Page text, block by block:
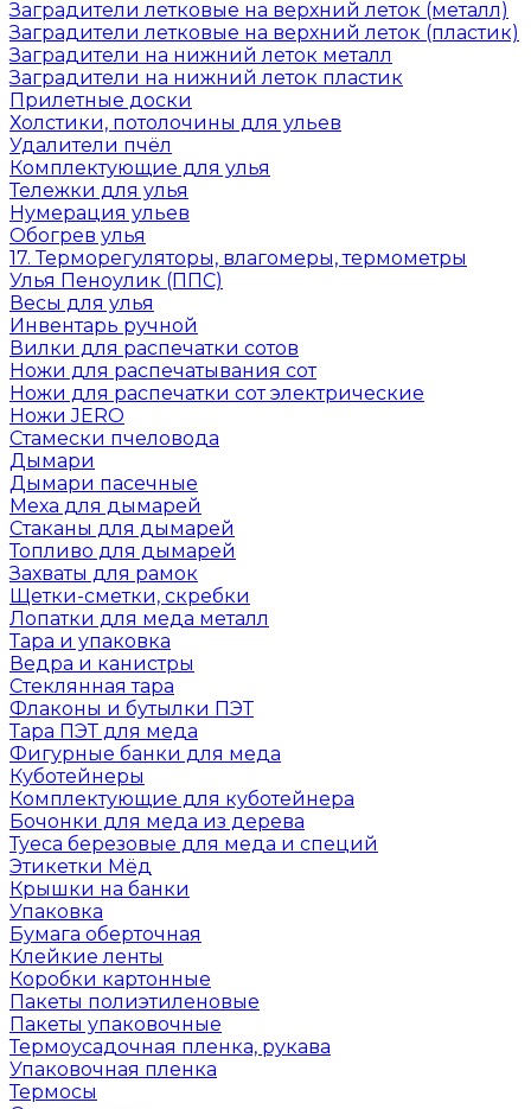
Заградители летковые на верхний леток (металл)
Заградители летковые на верхний леток (пластик)
Заградители на нижний леток металл
Заградители на нижний леток пластик
Прилетные доски
Холстики, потолочины для ульев
Удалители пчёл
Комплектующие для улья
Тележки для улья
Нумерация ульев
Обогрев улья
17. Терморегуляторы, влагомеры, термометры
Улья Пеноулик (ППС)
Весы для улья
Инвентарь ручной
Вилки для распечатки сотов
Ножи для распечатывания сот
Ножи для распечатки сот электрические
Ножи JERO
Стамески пчеловода
Дымари
Дымари пасечные
Меха для дымарей
Стаканы для дымарей
Топливо для дымарей
Захваты для рамок
Щетки-сметки, скребки
Лопатки для меда металл
Тара и упаковка
Ведра и канистры
Стеклянная тара
Флаконы и бутылки ПЭТ
Тара ПЭТ для меда
Фигурные банки для меда
Куботейнеры
Комплектующие для куботейнера
Бочонки для меда из дерева
Туеса березовые для меда и специй
Этикетки Мёд
Крышки на банки
Упаковка
Бумага оберточная
Клейкие ленты
Коробки картонные
Пакеты полиэтиленовые
Пакеты упаковочные
Термоусадочная пленка, рукава
Упаковочная пленка
Термосы